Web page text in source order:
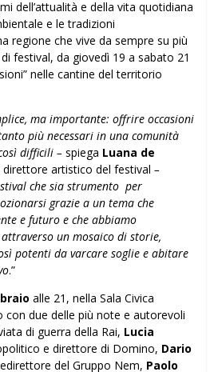
dell’attualità e della vita quotidiana
e le tradizioni
regione che vive da sempre su più
festival, da giovedì 19 a sabato 21
nelle cantine del territorio
ma importante: offrire occasioni
più necessari in una comunità
difficili – spiega Luana de
direttore artistico del festival –
che sia strumento per
grazie a un tema che
e futuro e che abbiamo
un mosaico di storie,
potenti da varcare soglie e abitare
.”
alle 21, nella Sala Civica
con due delle più note e autorevoli
di guerra della Rai, Lucia
e direttore di Domino, Dario
del Gruppo Nem, Paolo